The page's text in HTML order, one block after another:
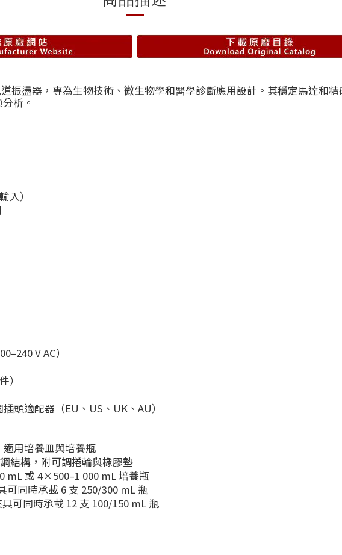
振盪器，專為生物技術、微生物學和醫學診斷應用設計。其穩定馬達和
析。
入）
V AC）
頭適配器（EU、US、UK、AU）
用培養皿與培養瓶
結構，附可調捲輪與橡膠墊
或 4×500–1 000 mL 培養瓶
同時承載 6 支 250/300 mL 瓶
可同時承載 12 支 100/150 mL 瓶